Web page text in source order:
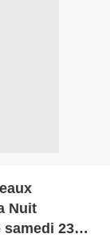
Nuit
samedi 23